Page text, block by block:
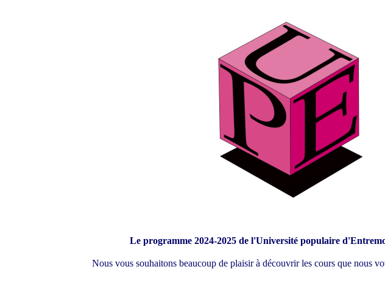
Le programme 2024-2025 de l'Université populaire
Nous vous souhaitons beaucoup de plaisir à découvrir les cours que nous